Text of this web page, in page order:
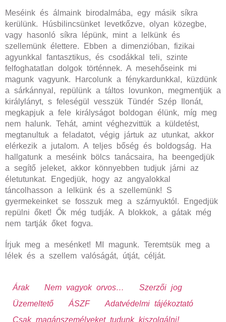
Meséink és álmaink birodalmába, egy másik síkra
kerülünk. Húsbilincsünket levetkőzve, olyan közegbe,
vagy hasonló síkra lépünk, mint a lelkünk és
szellemünk élettere. Ebben a dimenzióban, fizikai
agyunkkal fantasztikus, és csodákkal teli, szinte
felfoghatatlan dolgok történnek. A mesehőseink mi
magunk vagyunk. Harcolunk a fénykardunkkal, küzdünk
a sárkánnyal, repülünk a táltos lovunkon, megmentjük a
királylányt, s feleségül vesszük Tündér Szép Ilonát,
megkapjuk a fele királyságot boldogan élünk, míg meg
nem halunk. Tehát, amint véghezvittük a küldetést,
megtanultuk a feladatot, végig jártuk az utunkat, akkor
elérkezik a jutalom. A teljes bőség és boldogság. Ha
hallgatunk a meséink bölcs tanácsaira, ha beengedjük
a segítő jeleket, akkor könnyebben tudjuk járni az
életutunkat. Engedjük, hogy az angyalokkal
táncolhasson a lelkünk és a szellemünk! S
gyermekeinket se fosszuk meg a szárnyuktól. Engedjük
repülni őket! Ők még tudják. A blokkok, a gátak még
nem tartják őket fogva.
Írjuk meg a mesénket! MI magunk. Teremtsük meg a
lélek és a szellem valóságát, útját, célját.
Árak Nem vagyok orvos…
Szerzői jog
Üzemeltető
ÁSZF
Adatvédelmi tájékoztató
Csak magánszemélyeket tudunk kiszolgálni!